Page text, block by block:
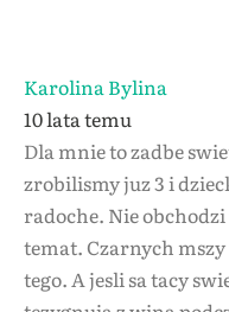
Karolina Bylina
10 lata temu
Dla mnie to zadbe
zrobilismy juz 3 i
radoche. Nie
temat. Czarnych
tego. A jesli sa tacy